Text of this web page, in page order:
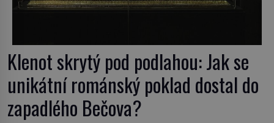
Klenot skrytý pod podlahou: Jak se
unikátní románský poklad dostal do
zapadlého Bečova?